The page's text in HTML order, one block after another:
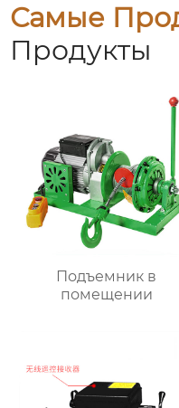
Самые
Продукты
Подъемник в
помещении